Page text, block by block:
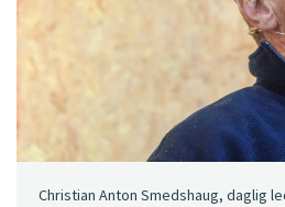
Christian Anton Smedshaug, daglig